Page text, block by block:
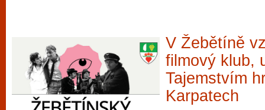
V Žebětíně
filmový klub,
Tajemstvím
Karpatech